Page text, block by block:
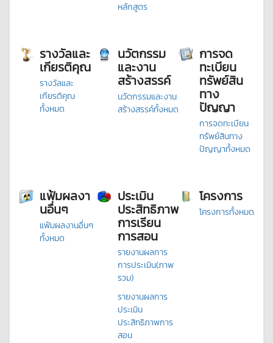
หลักสูตร
รางวัลและ
เกียรติคุณ
รางวัลและ
เกียรติคุณ
ทั้งหมด
นวัตกรรม
และงาน
สร้างสรรค์
นวัตกรรมและงาน
สร้างสรรค์ทั้งหมด
การจด
ทะเบียน
ทรัพย์สิน
ทาง
ปัญญา
การจดทะเบียน
ทรัพย์สินทาง
ปัญญาทั้งหมด
แฟ้มผลงา
นอื่นๆ
แฟ้มผลงานอื่นๆ
ทั้งหมด
ประเมิน
ประสิทธิภาพ
การเรียน
การสอน
รายงานผลการ
การประเมิน(ภาพ
รวม)
รายงานผลการ
ประเมิน
ประสิทธิภาพการ
สอน
โครงการ
โครงการทั้งหมด